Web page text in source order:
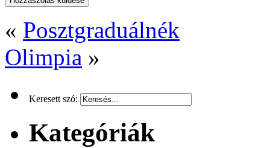
« Posztgraduálnék
Olimpia »
Keresett szó:
Kategóriák